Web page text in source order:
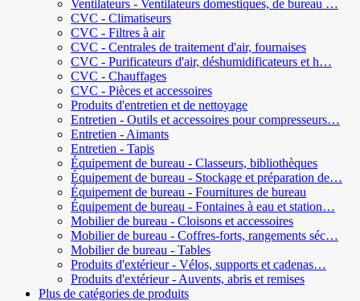
Ventilateurs - Ventilateurs domestiques, de bureau …
CVC - Climatiseurs
CVC - Filtres à air
CVC - Centrales de traitement d'air, fournaises
CVC - Purificateurs d'air, déshumidificateurs et h…
CVC - Chauffages
CVC - Pièces et accessoires
Produits d'entretien et de nettoyage
Entretien - Outils et accessoires pour compresseurs…
Entretien - Aimants
Entretien - Tapis
Équipement de bureau - Classeurs, bibliothèques
Équipement de bureau - Stockage et préparation de…
Équipement de bureau - Fournitures de bureau
Équipement de bureau - Fontaines à eau et station…
Mobilier de bureau - Cloisons et accessoires
Mobilier de bureau - Coffres-forts, rangements séc…
Mobilier de bureau - Tables
Produits d'extérieur - Vélos, supports et cadenas…
Produits d'extérieur - Auvents, abris et remises
Plus de catégories de produits